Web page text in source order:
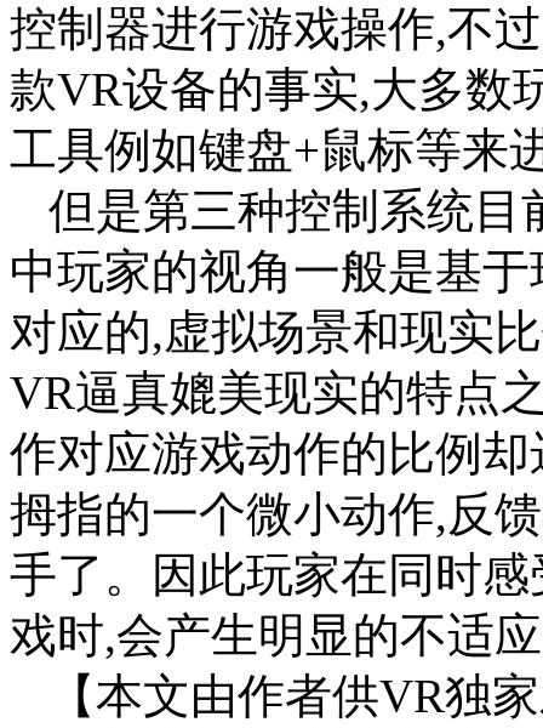
控制器进行游戏操作,不
款VR设备的事实,大多数
工具例如键盘+鼠标等来
但是第三种控制系统目
中玩家的视角一般是基
对应的,虚拟场景和现实
VR逼真媲美现实的特点
作对应游戏动作的比例
拇指的一个微小动作,反
手了。因此玩家在同时
戏时,会产生明显的不适
【本文由作者供VR独